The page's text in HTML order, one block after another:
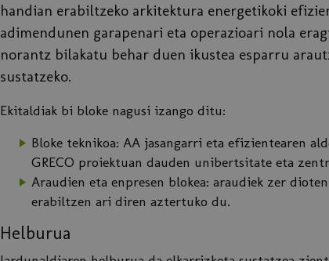
handian erabiltzeko arkitektura energetikoki
adimendunen garapenari eta operazioari nola
norantz bilakatu behar duen ikustea esparru
sustatzeko.
Ekitaldiak bi bloke nagusi izango ditu:
Bloke teknikoa: AA jasangarri eta efizientearen
GRECO proiektuan dauden unibertsitate eta
Araudien eta enpresen blokea: araudiek zer
erabiltzen ari diren aztertuko du.
Helburua